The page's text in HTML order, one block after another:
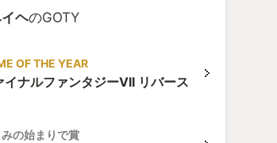
ヘのGOTY
OF THE YEAR
イナルファンタジーVII リバース
の始まりで賞